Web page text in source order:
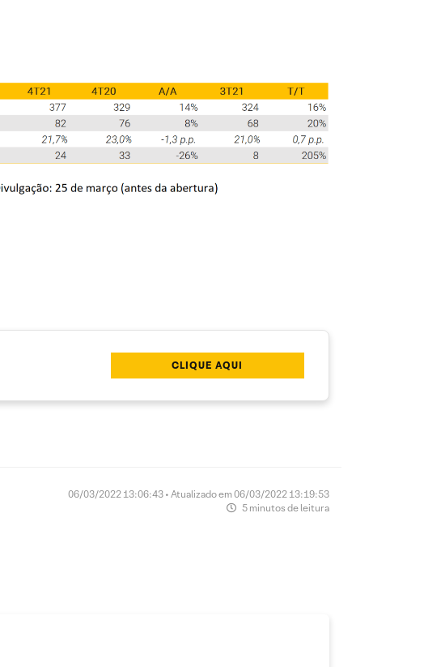
CLIQUE AQUI
06/03/2022 13:06:43 • Atualizado em 06/03/2022 13:19:53
5 minutos de leitura